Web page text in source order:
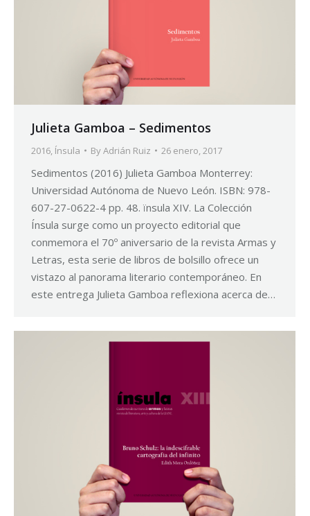
Julieta Gamboa – Sedimentos
2016, Ínsula ByAdrián Ruiz 26 enero, 2017
Sedimentos (2016) Julieta Gamboa Monterrey:
Universidad Autónoma de Nuevo León. ISBN: 978-
607-27-0622-4 pp. 48. ïnsula XIV. La Colección
Ínsula surge como un proyecto editorial que
conmemora el 70º aniversario de la revista Armas y
Letras, esta serie de libros de bolsillo ofrece un
vistazo al panorama literario contemporáneo. En
este entrega Julieta Gamboa reflexiona acerca de…